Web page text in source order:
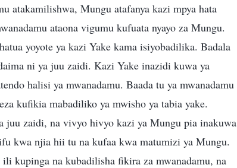
atakamilishwa, Mungu atafanya kazi mpya hata
ataona vigumu kufuata nyayo za Mungu.
yoyote ya kazi Yake kama isiyobadilika. Badala
ni ya juu zaidi. Kazi Yake inazidi kuwa ya
halisi ya mwanadamu. Baada tu ya mwanadamu
kufikia mabadiliko ya mwisho ya tabia yake.
juu zaidi, na vivyo hivyo kazi ya Mungu pia inakuwa
kwa njia hii tu na kufaa kwa matumizi ya Mungu.
kupinga na kubadilisha fikira za mwanadamu, na